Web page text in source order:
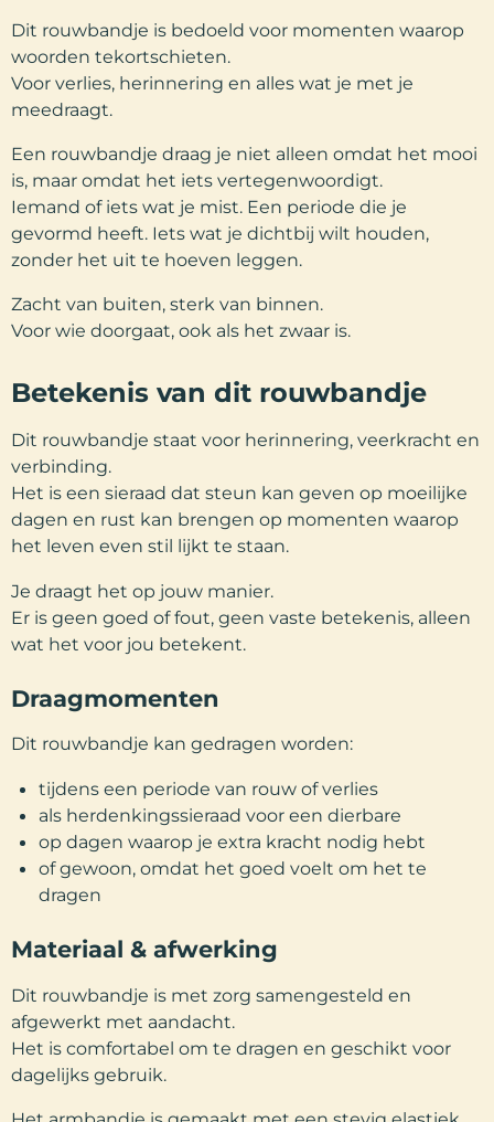
Dit rouwbandje is bedoeld voor momenten waarop
woorden tekortschieten.
Voor verlies, herinnering en alles wat je met je
meedraagt.
Een rouwbandje draag je niet alleen omdat het mooi
is, maar omdat het iets vertegenwoordigt.
Iemand of iets wat je mist. Een periode die je
gevormd heeft. Iets wat je dichtbij wilt houden,
zonder het uit te hoeven leggen.
Zacht van buiten, sterk van binnen.
Voor wie doorgaat, ook als het zwaar is.
Betekenis van dit rouwbandje
Dit rouwbandje staat voor herinnering, veerkracht en
verbinding.
Het is een sieraad dat steun kan geven op moeilijke
dagen en rust kan brengen op momenten waarop
het leven even stil lijkt te staan.
Je draagt het op jouw manier.
Er is geen goed of fout, geen vaste betekenis, alleen
wat het voor jou betekent.
Draagmomenten
Dit rouwbandje kan gedragen worden:
tijdens een periode van rouw of verlies
als herdenkingssieraad voor een dierbare
op dagen waarop je extra kracht nodig hebt
of gewoon, omdat het goed voelt om het te
dragen
Materiaal & afwerking
Dit rouwbandje is met zorg samengesteld en
afgewerkt met aandacht.
Het is comfortabel om te dragen en geschikt voor
dagelijks gebruik.